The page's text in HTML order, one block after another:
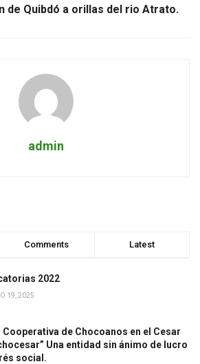
de Quibdó a orillas del rio Atrato.
admin
Comments Latest
2022
19, 2025
de Chocoanos en el Cesar
Una entidad sin ánimo de lucro
social.